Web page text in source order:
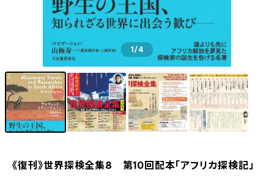
1/4
《復刊》世界探検全集8 第10回配本「アフリカ探検記」